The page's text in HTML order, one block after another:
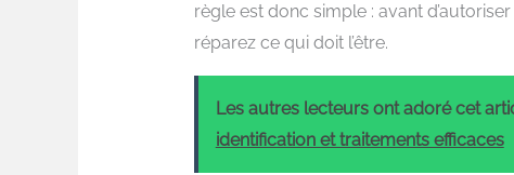
règle est donc simple : avant
réparez ce qui doit l’être.
Les autres lecteurs ont adoré cet
identification et traitements efficaces